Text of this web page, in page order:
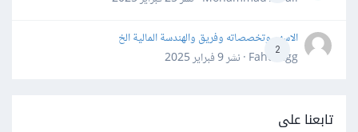
2
الاسهم وتخصصاته وفريق والهندسة المالية الخ
Fahd Ggg · نشر
9 فبراير 2025
تابعنا على